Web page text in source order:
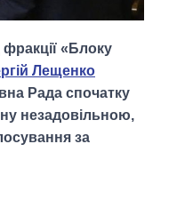
«Блоку
Лещенко
Рада спочатку
незадовільною,
за